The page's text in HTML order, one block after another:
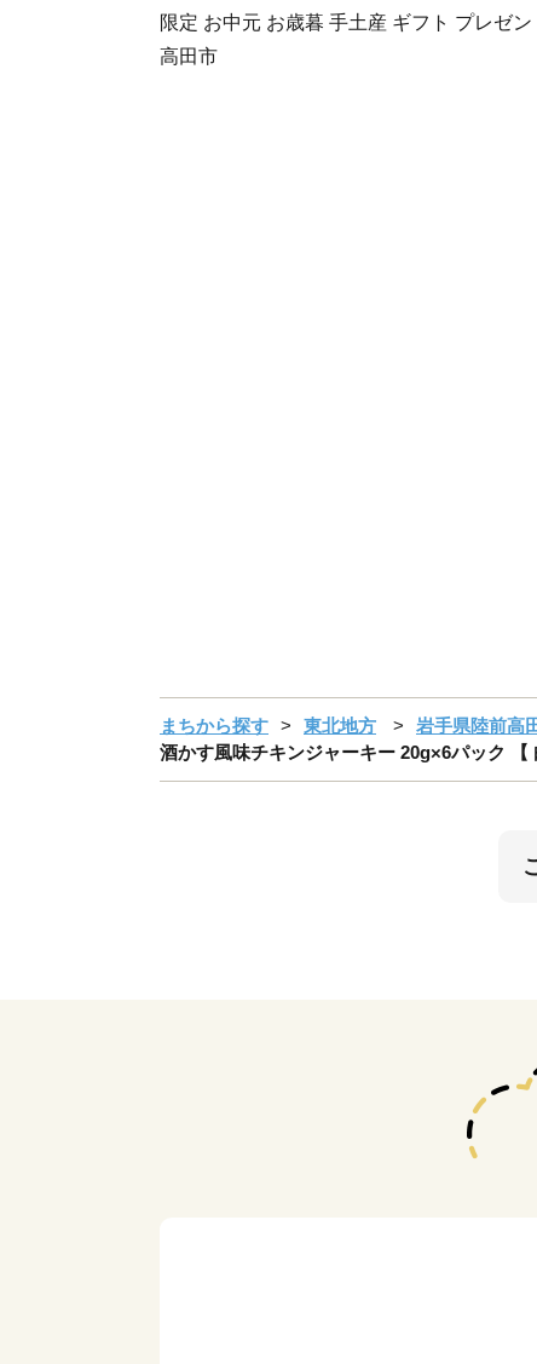
限定 お中元 お歳暮 手土産 ギフト プレゼ
高田市
まちから探す 東北地方 岩手県陸前高
酒かす風味チキンジャーキー 20g×6パック